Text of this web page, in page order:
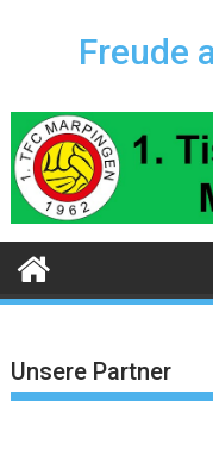
Freude
Unsere Partner